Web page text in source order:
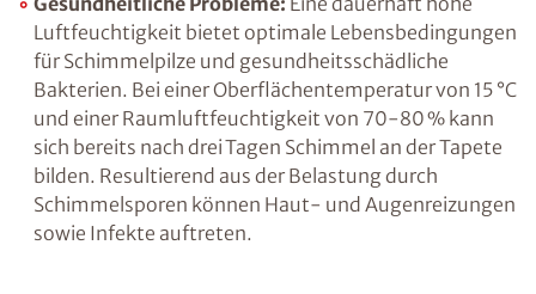
genauer gesagt die relative Luftfeuchtigkeit,
große Auswirkungen darauf, ob wir uns in
einem Raum wohlfühlen oder das
vorherrschende Raumklima als unangenehm
empfinden. Ein Wert von etwa 50 % ist dabei
für Wohn- und Arbeitsräume ideal, in
Feuchträumen wie dem Badezimmer oder der
Küche darf er ggf. höher ausfallen.